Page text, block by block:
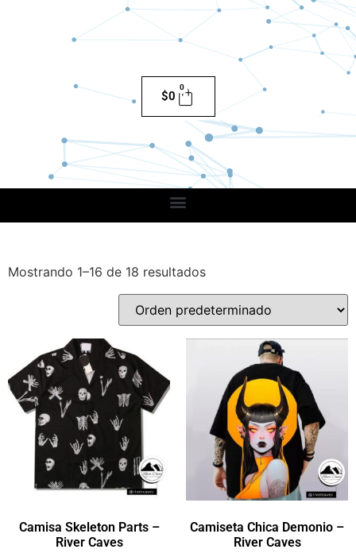
$0
0
Mostrando 1–16 de 18 resultados
Camisa Skeleton Parts –
River Caves
Camiseta Chica Demonio –
River Caves